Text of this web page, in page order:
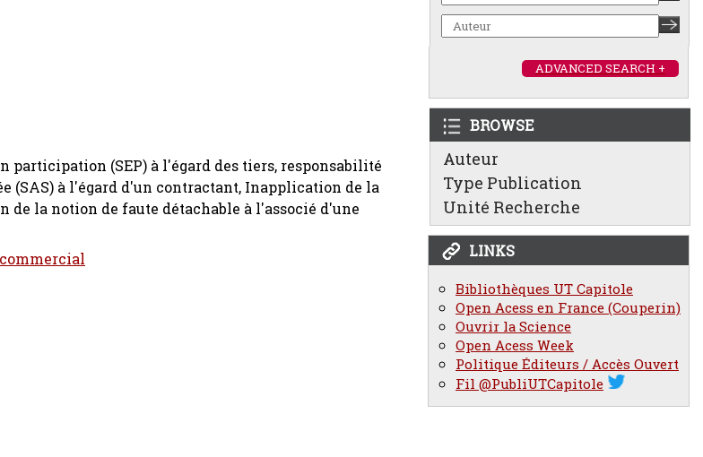
ADVANCED SEARCH +
BROWSE
Auteur
Type Publication
Unité Recherche
LINKS
Bibliothèques UT Capitole
Open Acess en France (Couperin)
Ouvrir la Science
Open Acess Week
Politique Éditeurs / Accès Ouvert
Fil @PubliUTCapitole
participation (SEP) à l'égard des tiers, responsabilité
(SAS) à l'égard d'un contractant, Inapplication de la
de la notion de faute détachable à l'associé d'une